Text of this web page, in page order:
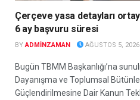
Çerçeve yasa detayları
6 ay başvuru süresi
BY ADMINZAMAN AĞUSTOS 5, 2026
Bugün TBMM Başkanlığı’na
Dayanışma ve Toplumsal
Güçlendirilmesine Dair Kanun